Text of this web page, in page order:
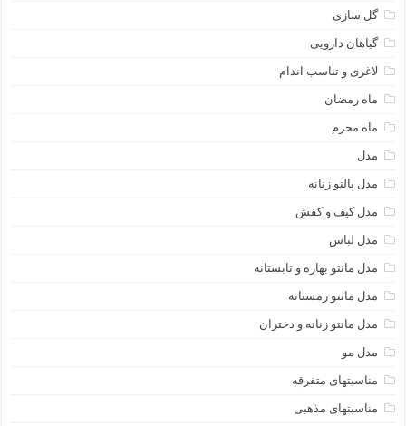
گل سازی
گیاهان دارویی
لاغری و تناسب اندام
ماه رمضان
ماه محرم
مدل
مدل پالتو زنانه
مدل کیف و کفش
مدل لباس
مدل مانتو بهاره و تابستانه
مدل مانتو زمستانه
مدل مانتو زنانه و دختران
مدل مو
مناسبتهای متفرقه
مناسبتهای مذهبی